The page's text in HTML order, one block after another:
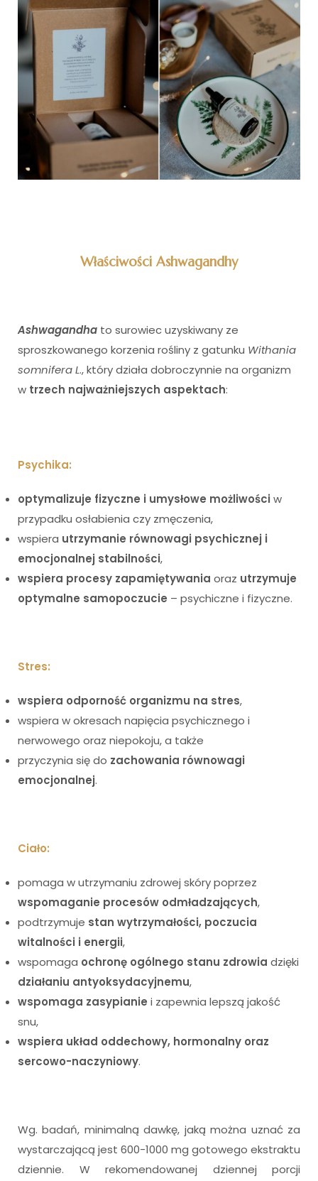
Właściwości Ashwagandhy
Ashwagandha to surowiec uzyskiwany ze
sproszkowanego korzenia rośliny z gatunku Withania
somnifera L., który działa dobroczynnie na organizm
w trzech najważniejszych aspektach:
Psychika:
optymalizuje fizyczne i umysłowe możliwościw
przypadku osłabienia czy zmęczenia,
wspiera utrzymanie równowagi psychicznej i
emocjonalnej stabilności,
wspiera procesy zapamiętywania oraz utrzymuje
optymalne samopoczucie – psychiczne i fizyczne.
Stres:
wspiera odporność organizmu na stres,
wspiera w okresach napięcia psychicznego i
nerwowego oraz niepokoju, a także
przyczynia się do zachowania równowagi
emocjonalnej.
Ciało:
pomaga w utrzymaniu zdrowej skóry poprzez
wspomaganie procesów odmładzających,
podtrzymuje stan wytrzymałości, poczucia
witalności i energii,
wspomaga ochronę ogólnego stanu zdrowia dzięki
działaniu antyoksydacyjnemu,
wspomaga zasypianie i zapewnia lepszą jakość
snu,
wspiera układ oddechowy, hormonalny oraz
sercowo-naczyniowy.
Wg. badań, minimalną dawkę, jaką można uznać za
wystarczającą jest 600-1000 mg gotowego ekstraktu
dziennie. W rekomendowanej dziennej porcji